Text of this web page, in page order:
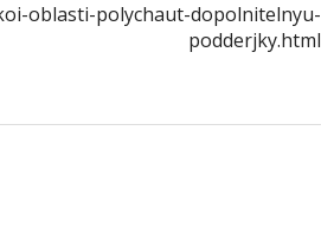
oblasti-polychaut-dopolnitelnyu-
podderjky.html